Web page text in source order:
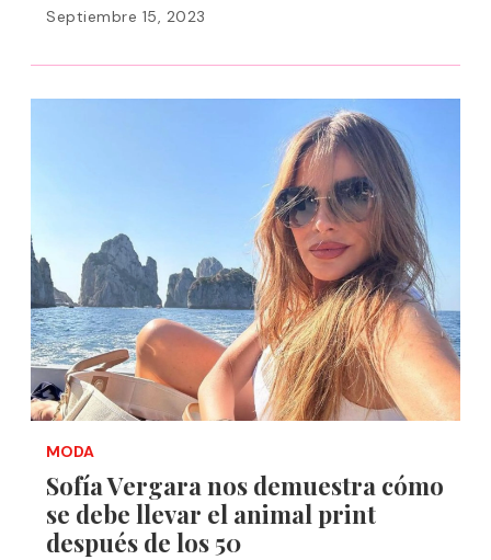
Septiembre 15, 2023
MODA
Sofía Vergara nos demuestra cómo
se debe llevar el animal print
después de los 50